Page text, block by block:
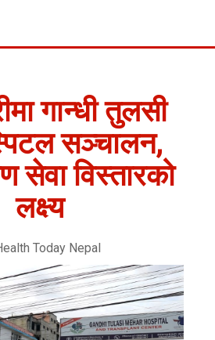
गान्धी तुलसी
सञ्चालन,
सेवा विस्तारको
लक्ष्य
Today Nepal